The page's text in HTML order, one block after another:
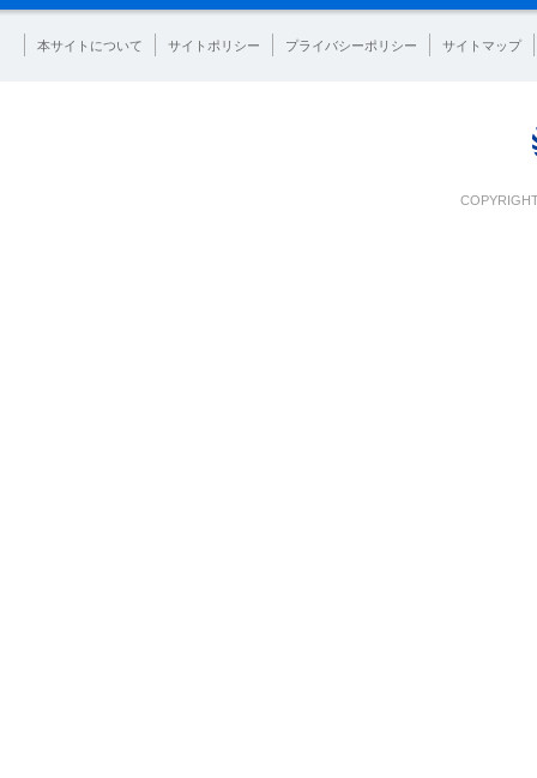
本サイトについて サイトポリシー プライバシーポリシー サイトマップ